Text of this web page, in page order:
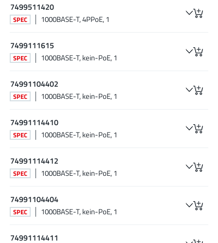
7499511420
SPEC 1000BASE-T, 4PPoE, 1
7499111615
SPEC 1000BASE-T, kein-PoE, 1
74991104402
SPEC 1000BASE-T, kein-PoE, 1
74991114410
SPEC 1000BASE-T, kein-PoE, 1
74991114412
SPEC 1000BASE-T, kein-PoE, 1
74991104404
SPEC 1000BASE-T, kein-PoE, 1
74991114411